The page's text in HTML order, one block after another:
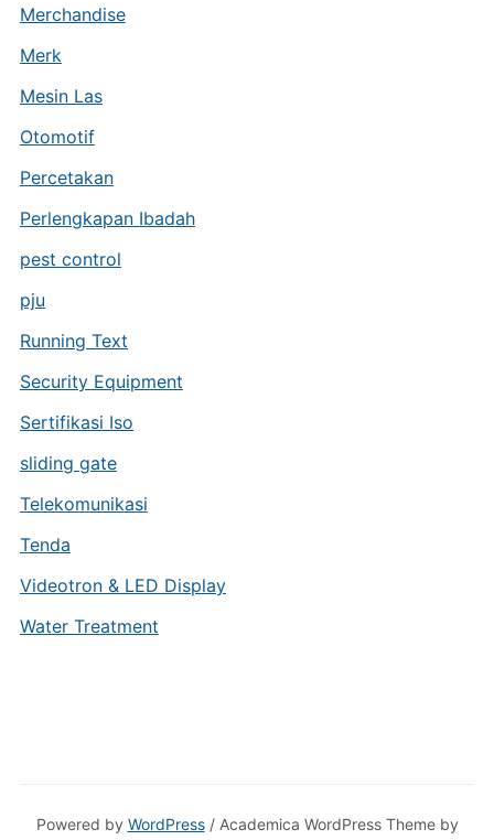
Merchandise
Merk
Mesin Las
Otomotif
Percetakan
Perlengkapan Ibadah
pest control
pju
Running Text
Security Equipment
Sertifikasi Iso
sliding gate
Telekomunikasi
Tenda
Videotron & LED Display
Water Treatment
Powered by WordPress/ Academica WordPress Theme by